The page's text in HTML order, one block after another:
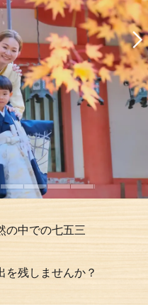
の中での七五三
を残しませんか？